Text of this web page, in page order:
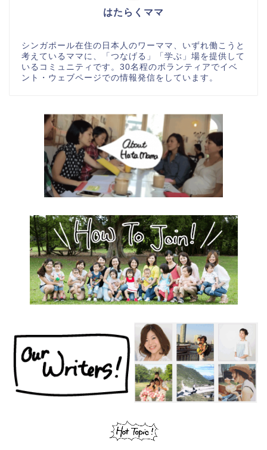
はたらくママ
シンガポール在住の日本人のワーママ、いずれ働こうと
考えているママに、「つなげる」「学ぶ」場を提供して
いるコミュニティです。30名程のボランティアでイベ
ント・ウェブページでの情報発信をしています。